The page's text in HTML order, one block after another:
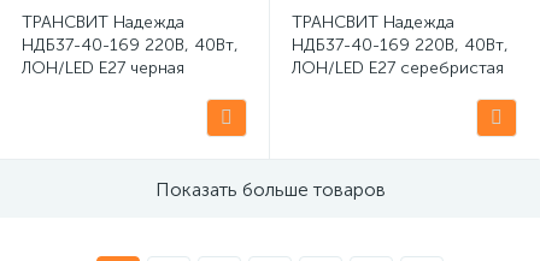
ТРАНСВИТ Надежда
НДБ37-40-169 220В, 40Вт,
ЛОН/LED Е27 черная
ТРАНСВИТ Надежда
НДБ37-40-169 220В, 40Вт,
ЛОН/LED Е27 серебристая
Показать больше товаров